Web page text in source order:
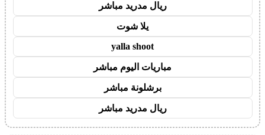
ريال مدريد مباشر
يلا شوت
yalla shoot
مباريات اليوم مباشر
برشلونة مباشر
ريال مدريد مباشر